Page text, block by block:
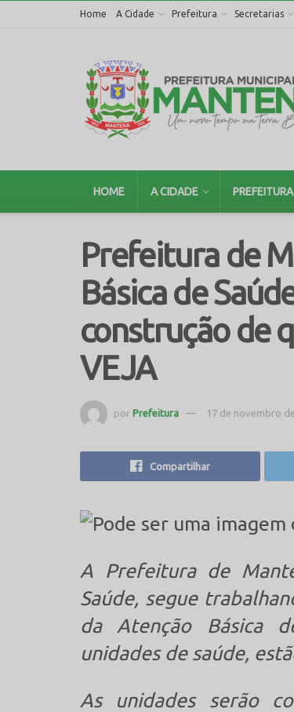
Home A Cidade Prefeitura Secretarias
HOME A CIDADE PREFEITURA
Prefeitura de
Básica de
construção de
VEJA
por Prefeitura 17 de novembro
Compartilhar
A Prefeitura de
Saúde, segue
da Atenção Básica
unidades de saúde,
As unidades serão